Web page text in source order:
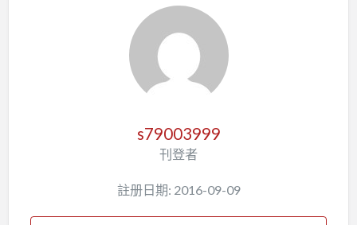
s79003999
刊登者
註册日期: 2016-09-09